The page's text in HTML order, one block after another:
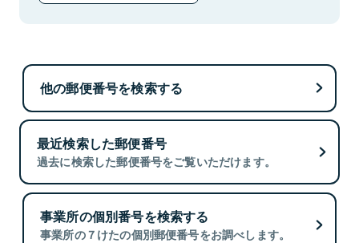
他の郵便番号を検索する
最近検索した郵便番号
過去に検索した郵便番号をご覧いただけます。
事業所の個別番号を検索する
事業所の７けたの個別郵便番号をお調べします。